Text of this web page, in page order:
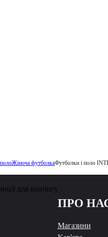
Жіноча футболкаФутболки і поло
для шопінгу
ПРО
Магазини